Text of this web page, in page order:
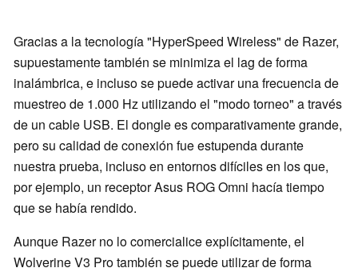
Gracias a la tecnología "HyperSpeed Wireless" de Razer,
supuestamente también se minimiza el lag de forma
inalámbrica, e incluso se puede activar una frecuencia de
muestreo de 1.000 Hz utilizando el "modo torneo" a través
de un cable USB. El dongle es comparativamente grande,
pero su calidad de conexión fue estupenda durante
nuestra prueba, incluso en entornos difíciles en los que,
por ejemplo, un receptor Asus ROG Omni hacía tiempo
que se había rendido.
Aunque Razer no lo comercialice explícitamente, el
Wolverine V3 Pro también se puede utilizar de forma